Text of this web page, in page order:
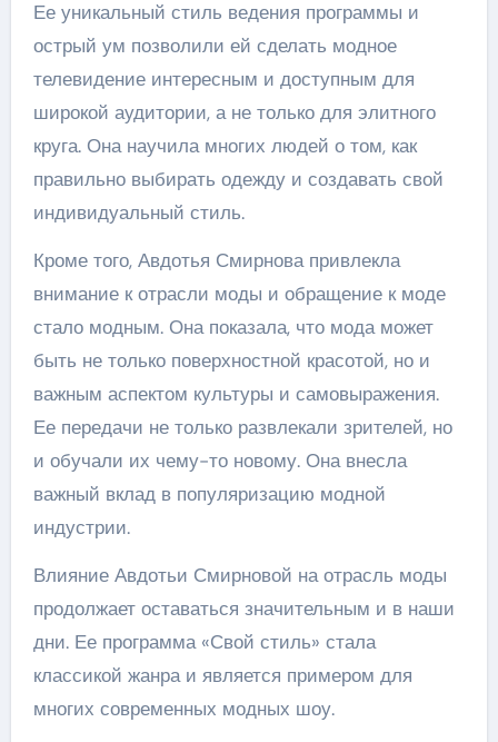
Ее уникальный стиль ведения программы и
острый ум позволили ей сделать модное
телевидение интересным и доступным для
широкой аудитории, а не только для элитного
круга. Она научила многих людей о том, как
правильно выбирать одежду и создавать свой
индивидуальный стиль.
Кроме того, Авдотья Смирнова привлекла
внимание к отрасли моды и обращение к моде
стало модным. Она показала, что мода может
быть не только поверхностной красотой, но и
важным аспектом культуры и самовыражения.
Ее передачи не только развлекали зрителей, но
и обучали их чему-то новому. Она внесла
важный вклад в популяризацию модной
индустрии.
Влияние Авдотьи Смирновой на отрасль моды
продолжает оставаться значительным и в наши
дни. Ее программа «Свой стиль» стала
классикой жанра и является примером для
многих современных модных шоу.